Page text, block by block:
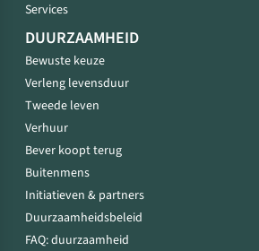
Services
DUURZAAMHEID
Bewuste keuze
Verleng levensduur
Tweede leven
Verhuur
Bever koopt terug
Buitenmens
Initiatieven & partners
Duurzaamheidsbeleid
FAQ: duurzaamheid